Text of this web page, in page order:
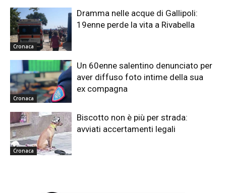
Cronaca
Dramma nelle acque di Gallipoli:
19enne perde la vita a Rivabella
Cronaca
Un 60enne salentino denunciato per
aver diffuso foto intime della sua
ex compagna
Cronaca
Biscotto non è più per strada:
avviati accertamenti legali